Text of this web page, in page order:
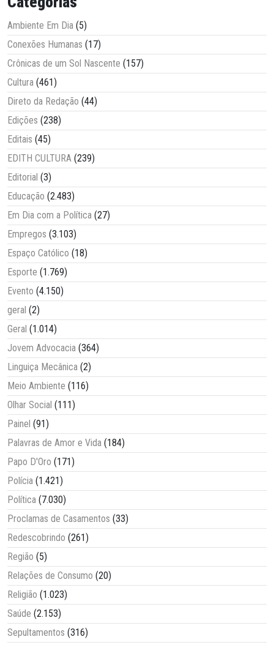
Ambiente Em Dia (5)
Conexões Humanas (17)
Crônicas de um Sol Nascente (157)
Cultura (461)
Direto da Redação (44)
Edições (238)
Editais (45)
EDITH CULTURA (239)
Editorial (3)
Educação (2.483)
Em Dia com a Política (27)
Empregos (3.103)
Espaço Católico (18)
Esporte (1.769)
Evento (4.150)
geral (2)
Geral (1.014)
Jovem Advocacia (364)
Linguiça Mecânica (2)
Meio Ambiente (116)
Olhar Social (111)
Painel (91)
Palavras de Amor e Vida (184)
Papo D'Oro (171)
Polícia (1.421)
Política (7.030)
Proclamas de Casamentos (33)
Redescobrindo (261)
Região (5)
Relações de Consumo (20)
Religião (1.023)
Saúde (2.153)
Sepultamentos (316)